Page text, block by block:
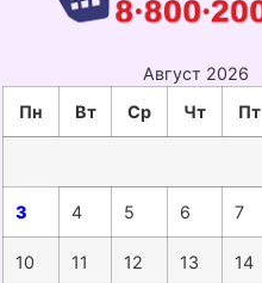
Август 2026
Пн
Вт Ср Чт Пт
3 4 5 6 7
10 11 12 13 14